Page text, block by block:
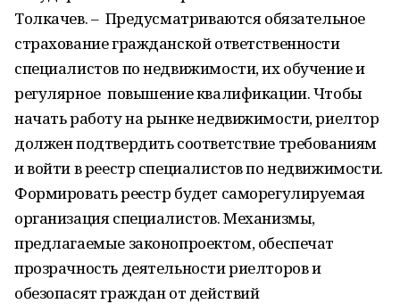
Толкачев. – Предусматриваются обязательное
страхование гражданской ответственности
специалистов по недвижимости, их обучение и
регулярное повышение квалификации. Чтобы
начать работу на рынке недвижимости, риелтор
должен подтвердить соответствие требованиям
и войти в реестр специалистов по недвижимости.
Формировать реестр будет саморегулируемая
организация специалистов. Механизмы,
предлагаемые законопроектом, обеспечат
прозрачность деятельности риелторов и
обезопасят граждан от действий